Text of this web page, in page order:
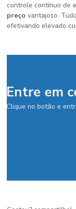
controle contínuo de
preço vantajoso.
efetivando elevado
Entre em
Clique no botão e